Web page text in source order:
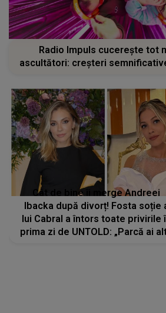
Radio Impuls cucerește tot
ascultători: creșteri
Cât de bine îi merge Andreei
Ibacka după divorț! Fosta soție
lui Cabral a întors toate privirile
prima zi de UNTOLD: „Parcă ai